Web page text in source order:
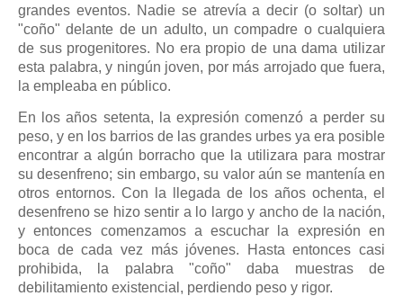
grandes eventos. Nadie se atrevía a decir (o soltar) un
"coño" delante de un adulto, un compadre o cualquiera
de sus progenitores. No era propio de una dama utilizar
esta palabra, y ningún joven, por más arrojado que fuera,
la empleaba en público.
En los años setenta, la expresión comenzó a perder su
peso, y en los barrios de las grandes urbes ya era posible
encontrar a algún borracho que la utilizara para mostrar
su desenfreno; sin embargo, su valor aún se mantenía en
otros entornos. Con la llegada de los años ochenta, el
desenfreno se hizo sentir a lo largo y ancho de la nación,
y entonces comenzamos a escuchar la expresión en
boca de cada vez más jóvenes. Hasta entonces casi
prohibida, la palabra "coño" daba muestras de
debilitamiento existencial, perdiendo peso y rigor.